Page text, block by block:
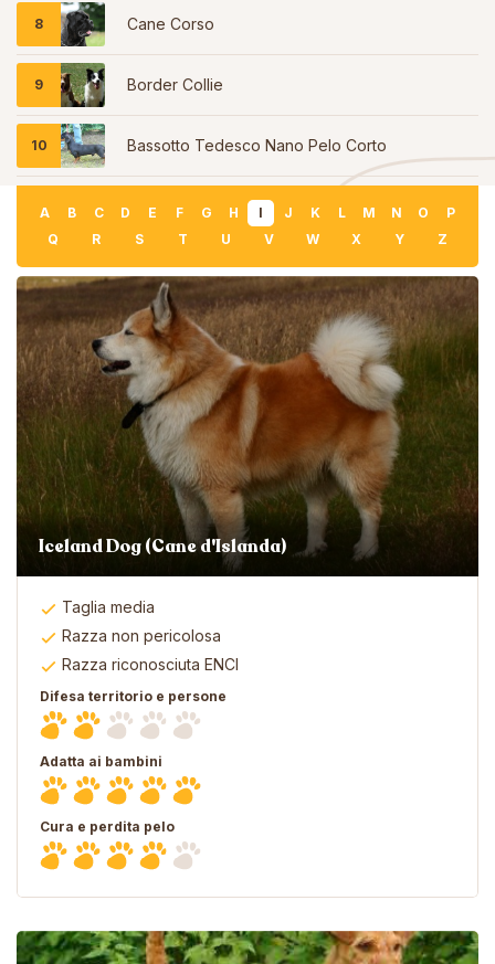
Cane Corso
Border Collie
Bassotto Tedesco Nano Pelo Corto
A B C D E F G H I J K L M N O
P
Q
R S T U V W X Y Z
Iceland Dog (Cane d'Islanda)
Taglia media
Razza non pericolosa
Razza riconosciuta ENCI
Difesa territorio e persone
Adatta ai bambini
Cura e perdita pelo